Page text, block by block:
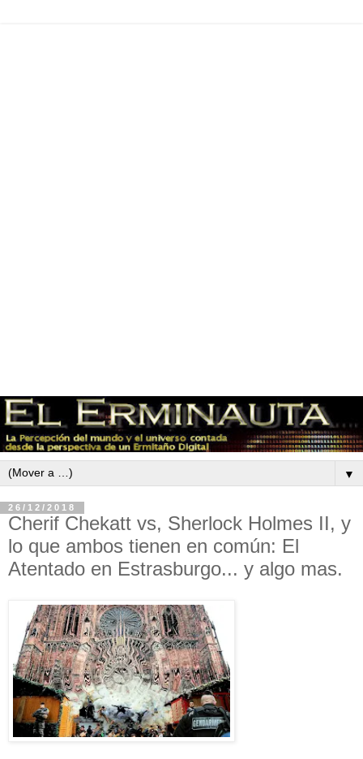
▼
26/12/2018
Cherif Chekatt vs, Sherlock Holmes II, y
lo que ambos tienen en común: El
Atentado en Estrasburgo... y algo mas.